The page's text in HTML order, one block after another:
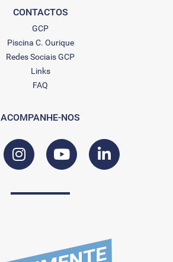
CONTACTOS
GCP
Piscina C. Ourique
Redes Sociais GCP
Links
FAQ
ACOMPANHE-NOS